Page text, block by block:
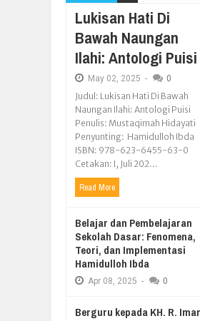
Lukisan Hati Di
Bawah Naungan
Ilahi: Antologi Puisi
May 02, 2025 - 0
Judul: Lukisan Hati Di Bawah
Naungan Ilahi: Antologi Puisi
Penulis: Mustaqimah Hidayati
Penyunting: Hamidulloh Ibda
ISBN: 978-623-6455-63-0
Cetakan: I, Juli 202...
Read More
Belajar dan Pembelajaran
Sekolah Dasar: Fenomena,
Teori, dan Implementasi
Hamidulloh Ibda
Apr 08, 2025 - 0
Berguru kepada KH. R.